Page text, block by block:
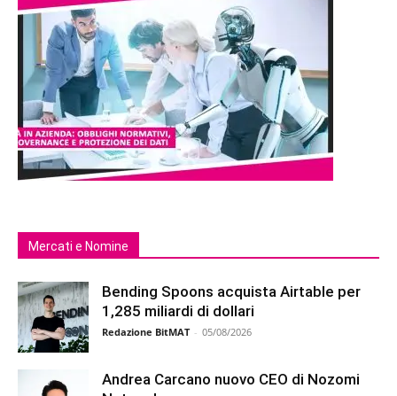
Mercati e Nomine
Bending Spoons acquista Airtable per
1,285 miliardi di dollari
Redazione BitMAT - 05/08/2026
Andrea Carcano nuovo CEO di Nozomi